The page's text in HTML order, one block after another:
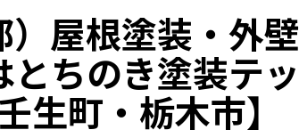
）屋根塗装・外壁
ちのき塗装テッ
生町・栃木市】